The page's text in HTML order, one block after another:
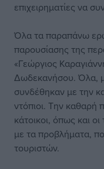
επιχειρηματίες να
Όλα τα παραπάνω
παρουσίασης της
«Γεώργιος
Δωδεκανήσου. Όλα,
συνδέθηκαν με την
ντόπιοι. Την καθαρή
κάτοικοι, όπως και οι
με τα προβλήματα,
τουριστών.